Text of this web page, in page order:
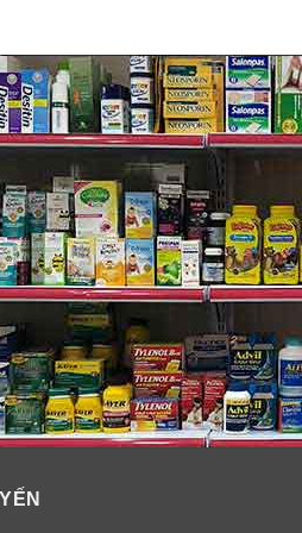
làn da, chống chảy xệ đặc
cường miễn dịch cho da giúp
những ảnh hưởng từ môi